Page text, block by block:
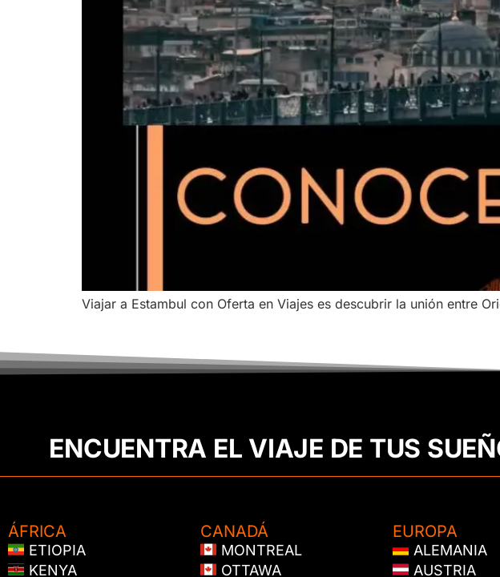
Viajar a Estambul con Oferta en Viajes es descubrir la unión entre
ENCUENTRA EL VIAJE DE TUS
ÁFRICA
ETIOPIA
KENYA
CANADÁ
MONTREAL
OTTAWA
EUROPA
ALEMANIA
AUSTRIA